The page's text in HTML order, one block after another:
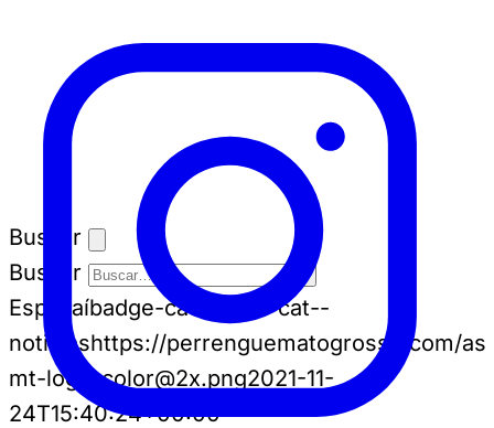
Buscar
Buscar
Espia aíbadge-cat badge-cat--
noticiashttps://perrenguematogrosso.com/
mt-logo-color@2x.png2021-11-
24T15:40:24+00:00